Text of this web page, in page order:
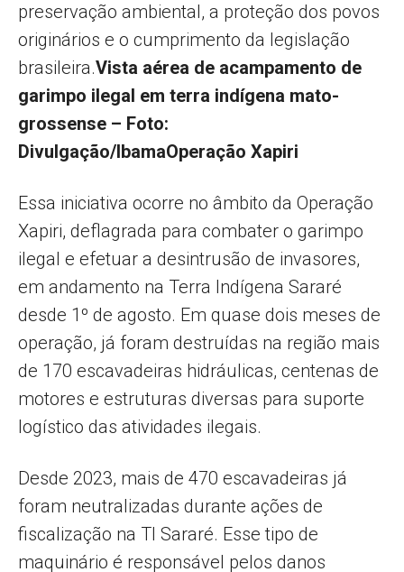
preservação ambiental, a proteção dos povos
originários e o cumprimento da legislação
brasileira.Vista aérea de acampamento de
garimpo ilegal em terra indígena mato-
grossense – Foto:
Divulgação/IbamaOperação Xapiri
Essa iniciativa ocorre no âmbito da Operação
Xapiri, deflagrada para combater o garimpo
ilegal e efetuar a desintrusão de invasores,
em andamento na Terra Indígena Sararé
desde 1º de agosto. Em quase dois meses de
operação, já foram destruídas na região mais
de 170 escavadeiras hidráulicas, centenas de
motores e estruturas diversas para suporte
logístico das atividades ilegais.
Desde 2023, mais de 470 escavadeiras já
foram neutralizadas durante ações de
fiscalização na TI Sararé. Esse tipo de
maquinário é responsável pelos danos